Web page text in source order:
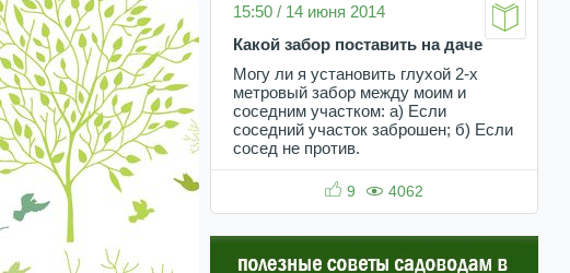
15:50 / 14 июня 2014
Какой забор поставить на даче
Могу ли я установить глухой 2-х
метровый забор между моим и
соседним участком: а) Если
соседний участок заброшен; б) Если
сосед не против.
9 4062